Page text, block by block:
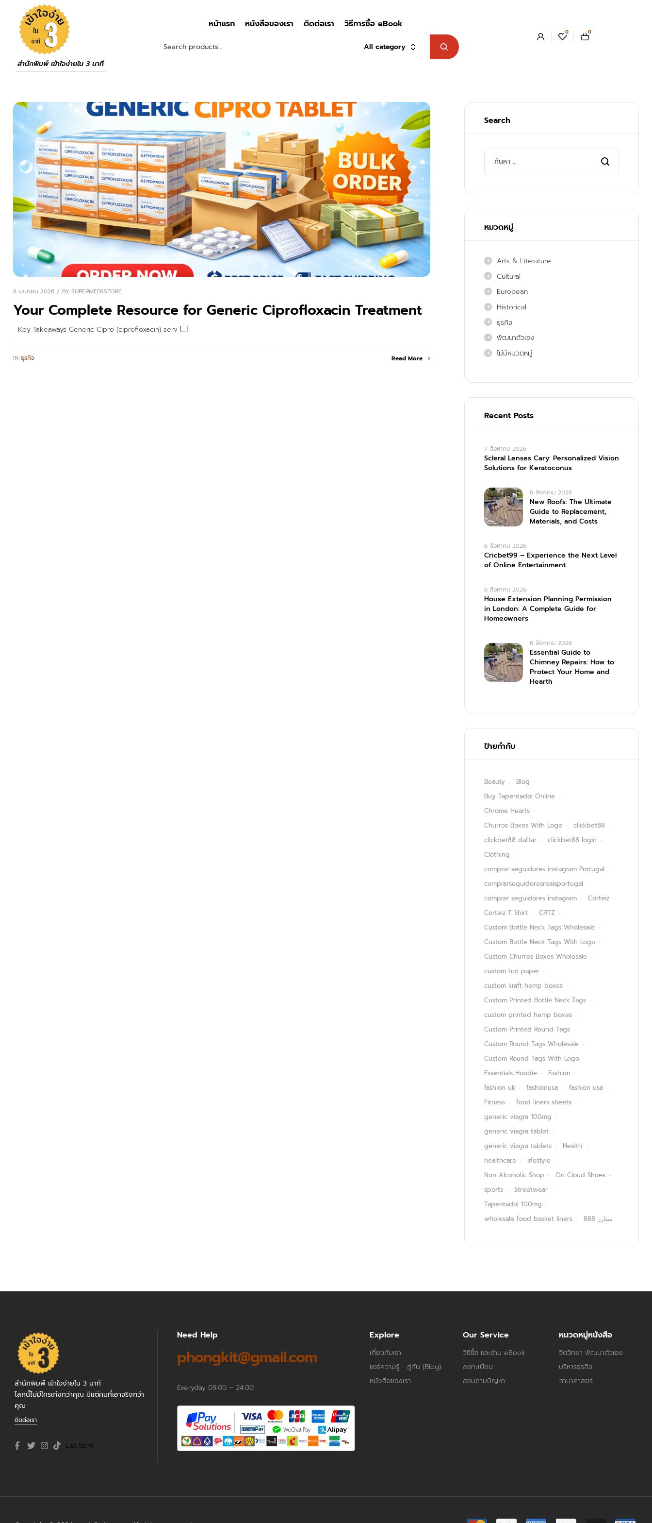
สำนักพิมพ์ เข้าใจง่ายใน 3 นาที
หน้าแรก หนังสือของเรา ติดต่อเรา วิธีการซื้อ eBook
All category
0 0
8 เมษายน 2026 BY SUPERMEDSSTORE
Your Complete Resource for Generic Ciprofloxacin Treatment
Key Takeaways Generic Cipro (ciprofloxacin) serv […]
IN ธุรกิจ Read More
Search
หมวดหมู่
Arts & Literature
Cultural
European
Historical
ธุรกิจ
พัฒนาตัวเอง
ไม่มีหมวดหมู่
Recent Posts
7 สิงหาคม 2026
Scleral Lenses Cary: Personalized Vision
Solutions for Keratoconus
6 สิงหาคม 2026
New Roofs: The Ultimate
Guide to Replacement,
Materials, and Costs
6 สิงหาคม 2026
Cricbet99 – Experience the Next Level
of Online Entertainment
6 สิงหาคม 2026
House Extension Planning Permission
in London: A Complete Guide for
Homeowners
6 สิงหาคม 2026
Essential Guide to
Chimney Repairs: How to
Protect Your Home and
Hearth
ป้ายกำกับ
Beauty
Blog
Buy Tapentadol Online
Chrome Hearts
Churros Boxes With Logo
clickbet88
clickbet88 daftar
clickbet88 login
Clothing
comprar seguidores instagram Portugal
comprarseguidoresreaisportugal
comprar seguidores instagram
Corteiz
Corteiz T Shirt
CRTZ
Custom Bottle Neck Tags Wholesale
Custom Bottle Neck Tags With Logo
Custom Churros Boxes Wholesale
custom hot paper
custom kraft hemp boxes
Custom Printed Bottle Neck Tags
custom printed hemp boxes
Custom Printed Round Tags
Custom Round Tags Wholesale
Custom Round Tags With Logo
Essentials Hoodie
Fashion
fashion uk
fashionusa
fashion usa
Fitness
food liners sheets
generic viagra 100mg
generic viagra tablet
generic viagra tablets
Health
healthcare
lifestyle
Non Alcoholic Shop
On Cloud Shoes
sports
Streetwear
Tapentadol 100mg
wholesale food basket liners
ستارز 888
สำนักพิมพ์ เข้าใจง่ายใน 3 นาที
โลกนี้ไม่มีใครเก่งกว่าคุณ มีแต่คนที่เอาจริงกว่า
คุณ
ติดต่อเรา
List Item
Need Help
phongkit@gmail.com
Everyday 09.00 – 24.00
Explore
เกี่ยวกับเรา
แชร์ความรู้ - สู่กัน (Blog)
หนังสือของเรา
Our Service
วิธีซื้อ และอ่าน eBook
ลงทะเบียน
สอบถามปัญหา
หมวดหมู่หนังสือ
จิตวิทยา พัฒนาตัวเอง
บริหารธุรกิจ
ภาษาศาสตร์